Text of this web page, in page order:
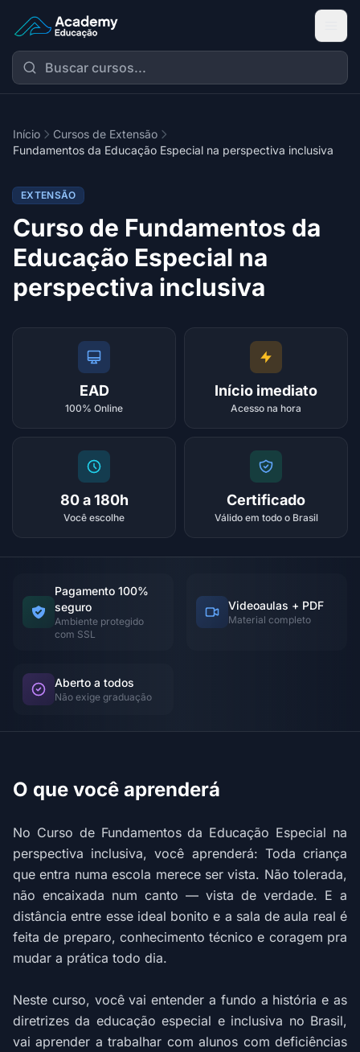
Academy Extensão
Início
Cursos de Extensão
Fundamentos da Educação Especial na perspectiva inclusiva
EXTENSÃO
Curso de Fundamentos da
Educação Especial na
perspectiva inclusiva
EAD
100% Online
Início imediato
Acesso na hora
80 a 180h
Você escolhe
Certificado
Válido em todo o Brasil
Pagamento 100%
seguro
Ambiente protegido
com SSL
Videoaulas + PDF
Material completo
Aberto a todos
Não exige graduação
O que você aprenderá
No Curso de Fundamentos da Educação Especial na
perspectiva inclusiva, você aprenderá: Toda criança
que entra numa escola merece ser vista. Não tolerada,
não encaixada num canto — vista de verdade. E a
distância entre esse ideal bonito e a sala de aula real é
feita de preparo, conhecimento técnico e coragem pra
mudar a prática todo dia.
Neste curso, você vai entender a fundo a história e as
diretrizes da educação especial e inclusiva no Brasil,
vai aprender a trabalhar com alunos com deficiências